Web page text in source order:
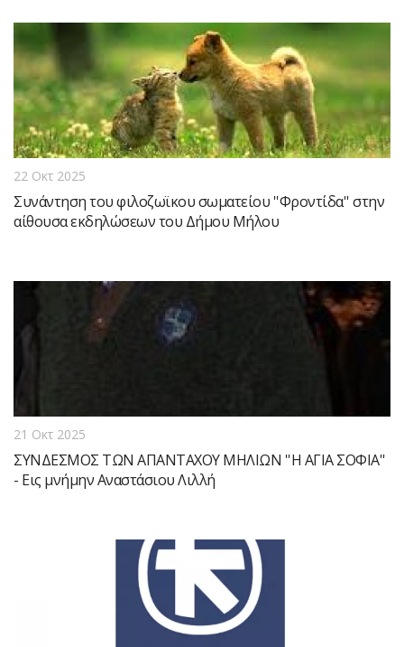
22 Οκτ 2025
Συνάντηση του φιλοζωϊκου σωματείου ''Φροντίδα'' στην
αίθουσα εκδηλώσεων του Δήμου Μήλου
21 Οκτ 2025
ΣΥΝΔΕΣΜΟΣ ΤΩΝ ΑΠΑΝΤΑΧΟΥ ΜΗΛΙΩΝ ''Η ΑΓΙΑ ΣΟΦΙΑ''
- Εις μνήμην Αναστάσιου Λιλλή